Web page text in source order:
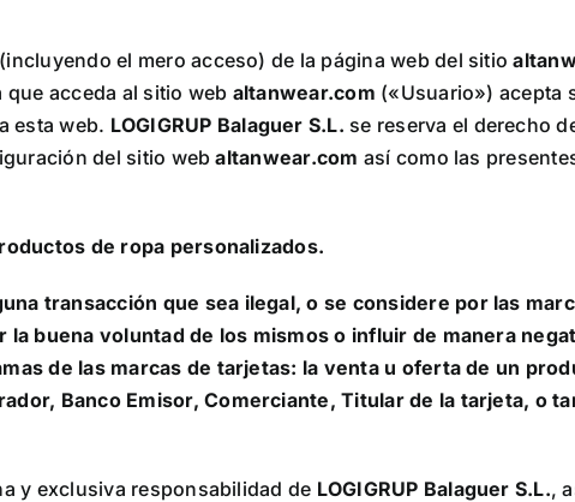
el mero acceso) de la página web del sitio
acceda al sitio web altanwear.com («Usuario») acepta
esta web. LOGIGRUP Balaguer S.L. se reserva el derecho
del sitio webaltanwear.com así como las
de ropa personalizados.
transacción que sea ilegal, o se considere por las
buena voluntad de los mismos o influir de manera
de las marcas de tarjetas: la venta u oferta de un
Banco Emisor, Comerciante, Titular de la tarjeta, o
y exclusiva responsabilidad de LOGIGRUP Balaguer S.L.,